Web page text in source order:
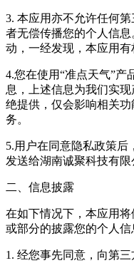
3. 本应用亦不允许任何
者无偿传播您的个人信
动，一经发现，本应用有
4.您在使用“准点天气”产
息，上述信息为我们实
绝提供，仅会影响相关
务。
5.用户在同意隐私政策后
发送给湖南诚聚科技有限
二、信息披露
在如下情况下，本应用
或部分的披露您的个人信
1. 经您事先同意，向第三